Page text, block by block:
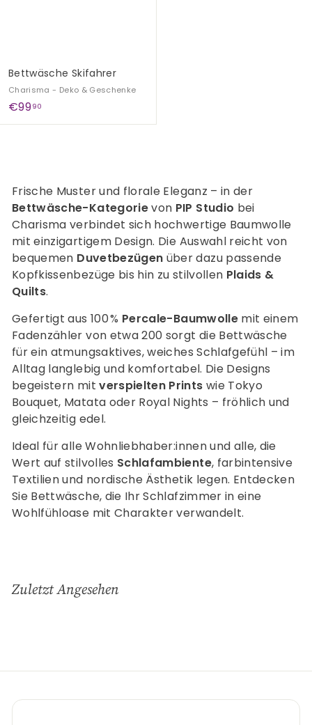
h
e
n
Bettwäsche Skifahrer
Charisma - Deko & Geschenke
€9990
9
0
Frische Muster und florale Eleganz – in der
Bettwäsche-Kategorievon PIP Studio bei
Charisma verbindet sich hochwertige Baumwolle
mit einzigartigem Design. Die Auswahl reicht von
bequemen Duvetbezügen über dazu passende
Kopfkissenbezüge bis hin zu stilvollen Plaids &
Quilts.
Gefertigt aus 100 % Percale-Baumwollemit einem
Fadenzähler von etwa 200 sorgt die Bettwäsche
für ein atmungsaktives, weiches Schlafgefühl – im
Alltag langlebig und komfortabel. Die Designs
begeistern mitverspielten Prints wie Tokyo
Bouquet, Matata oder Royal Nights – fröhlich und
gleichzeitig edel.
Ideal für alle Wohnliebhaber:innen und alle, die
Wert auf stilvolles Schlafambiente, farbintensive
Textilien und nordische Ästhetik legen. Entdecken
Sie Bettwäsche, die Ihr Schlafzimmer in eine
Wohlfühloase mit Charakter verwandelt.
Zuletzt Angesehen